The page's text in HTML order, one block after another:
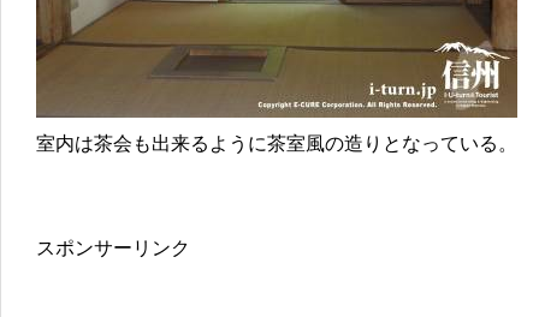
室内は茶会も出来るように茶室風の造りとなっている。
スポンサーリンク